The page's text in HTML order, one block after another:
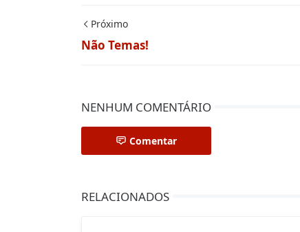
Próximo
Não Temas!
NENHUM COMENTÁRIO
Comentar
RELACIONADOS